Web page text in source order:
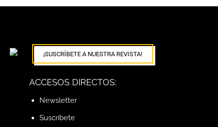
¡SUSCRÍBETE A NUESTRA REVISTA!
ACCESOS DIRECTOS:
Newsletter
Suscríbete